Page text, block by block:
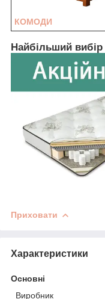
КОМОДИ
Найбільший
Приховати
Характеристики
Основні
Виробник